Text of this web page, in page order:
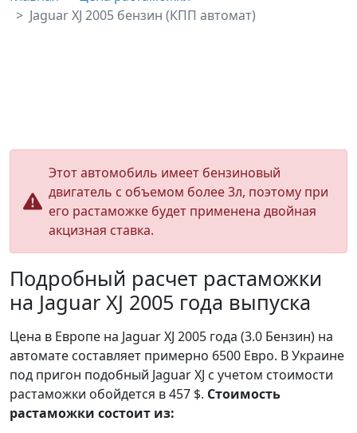
Jaguar XJ 2005 бензин (КПП автомат)
Этот автомобиль имеет бензиновый
двигатель с объемом более 3л, поэтому при
его растаможке будет применена двойная
акцизная ставка.
Подробный расчет растаможки
на Jaguar XJ 2005 года выпуска
Цена в Европе на Jaguar XJ 2005 года (3.0 Бензин) на
автомате составляет примерно 6500 Евро. В Украине
под пригон подобный Jaguar XJ с учетом стоимости
растаможки обойдется в 457 $. Стоимость
растаможки состоит из: